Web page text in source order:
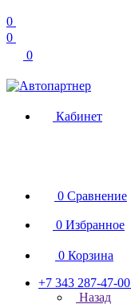
0
0
0
Кабинет
0 Сравнение
0 Избранное
0 Корзина
+7 343 287-47-00
Назад